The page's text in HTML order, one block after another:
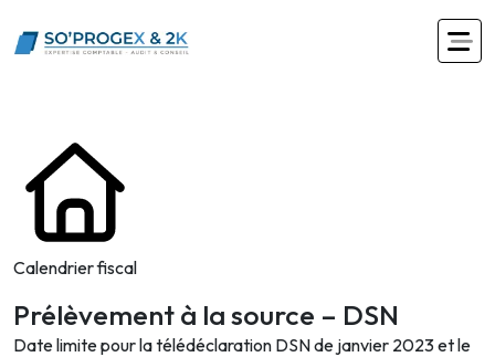
Calendrier fiscal
Prélèvement à la source – DSN
Date limite pour la télédéclaration DSN de janvier 2023 et le